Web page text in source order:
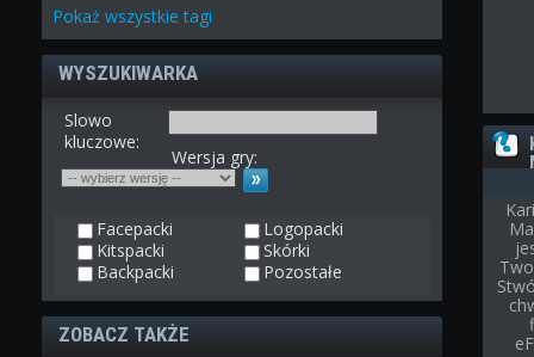
Pokażwszystkie tagi
WYSZUKIWARKA
Slowo
kluczowe:
Wersja gry:
Facepacki
Logopacki
Kitspacki
Skórki
Backpacki
Pozostałe
ZOBACZ TAKŻE